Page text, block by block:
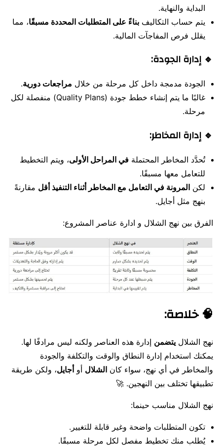
البداية والنهاية.
يتم حساب التكاليف بناءً على المتطلبات المحددة مسبقًا، مما
يقلل فرص المفاجآت المالية.
🔹 إدارة الجودة:
الجودة مدمجة داخل كل مرحلة من خلال مراجعات دورية.
غالبًا ما يتم إنشاء خطط جودة (Quality Plans) منفصلة لكل
مرحلة.
🔹 إدارة المخاطر:
تُحدَّد المخاطر المحتملة في المراحل الأولى، ويتم التخطيط
للتعامل معها مسبقًا.
لكن المرونة في التعامل مع المخاطر أثناء التنفيذ أقل مقارنةً
بنهج مثل أجايل.
الفرق بين نهج الشلال و ادارة عناصر المشروع:
🧠 خلاصة:
نهج الشلال يتضمن إدارة هذه العناصر ولكنه ليس مرادفًا لها.
يمكنك استخدام إدارة النطاق والوقت والتكلفة والجودة
والمخاطر في أي نهج، سواء كان الشلال أوأجايل، ولكن طريقة
تطبيقها تختلف بين النهجين. 🚀
نهج الشلال مناسب حينما:
تكون المتطلبات واضحة وغير قابلة للتغيير.
يُطلب منك تخطيط مفصل لكل مرحلة مسبقًا.